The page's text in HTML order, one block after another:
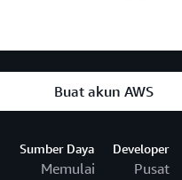
Buat akun AWS
Sumber Daya
Memulai
Developer
Pusat